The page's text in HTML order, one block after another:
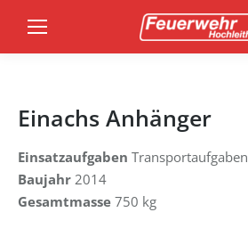
Einachs Anhänger
Einsatzaufgaben Transportaufgaben
Baujahr 2014
Gesamtmasse 750 kg